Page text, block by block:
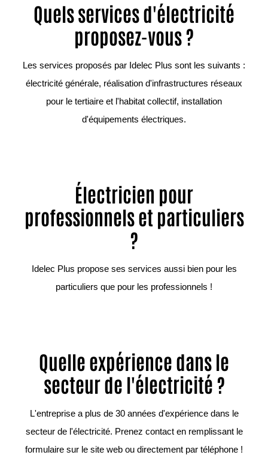
Quels services d'électricité
proposez-vous ?
Les services proposés par Idelec Plus sont les suivants :
électricité générale, réalisation d'infrastructures réseaux
pour le tertiaire et l'habitat collectif, installation
d'équipements électriques.
Électricien pour
professionnels et particuliers
?
Idelec Plus propose ses services aussi bien pour les
particuliers que pour les professionnels !
Quelle expérience dans le
secteur de l'électricité ?
L'entreprise a plus de 30 années d'expérience dans le
secteur de l'électricité. Prenez contact en remplissant le
formulaire sur le site web ou directement par téléphone !